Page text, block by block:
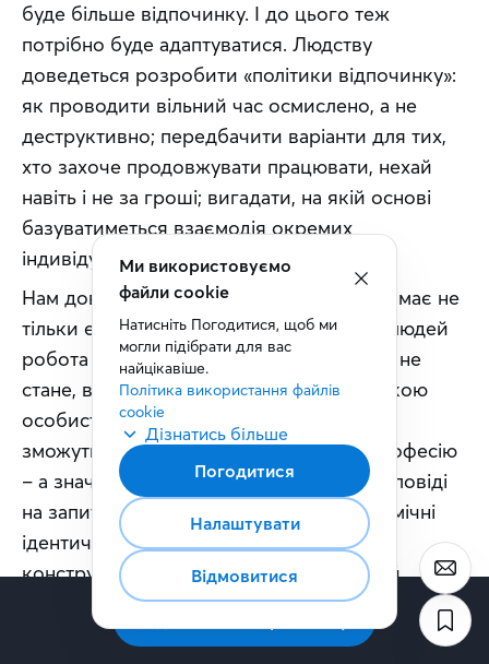
буде більше відпочинку. І до цього теж
потрібно буде адаптуватися. Людству
доведеться розробити «політики відпочинку»:
як проводити вільний час осмислено, а не
деструктивно; передбачити варіанти для тих,
хто захоче продовжувати працювати, нехай
навіть і не за гроші; вигадати, на якій основі
базуватиметься взаємодія окремих
індивідуумів із суспільством.
Нам доведеться усвідомити, що робота має не
тільки економічний сенс. Для багатьох людей
робота – синонім призначення. І якщо її не
стане, вони можуть стикнутися із глибокою
особистісною кризою. Люди більше не
зможуть визначати себе через свою професію
– а значить, доведеться шукати нові відповіді
на запитання: «Хто я?». Ці нові «неекономічні
ідентичності» можуть бути не завжди
конструктивними, адже люди у складній
ситуації схильні потрапляти під вплив
популістів та інших сумнівних персонажів.
Ми використовуємо
файли cookie
Натисніть Погодитися, щоб ми
могли підібрати для вас
найцікавіше.
Політика використання файлів
cookie
Дізнатись більше
Погодитися
Налаштувати
Відмовитися